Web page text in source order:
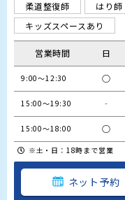
柔道整復師
はり師
キッズスペースあり
営業時間 日
9:00～12:30 ○
15:00～19:30 ‐
15:00～18:00 ○
※土・日：18時まで営業
ネット予約